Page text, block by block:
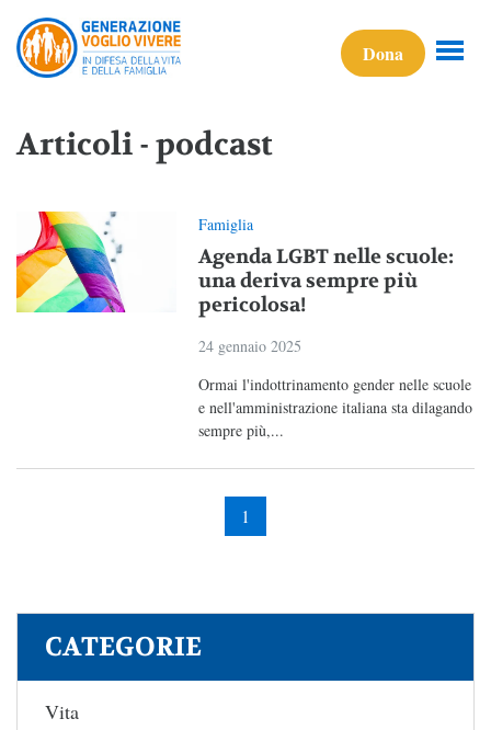
Dona
Articoli - podcast
Famiglia
Agenda LGBT nelle scuole:
una deriva sempre più
pericolosa!
24 gennaio 2025
Ormai l'indottrinamento gender nelle scuole
e nell'amministrazione italiana sta dilagando
sempre più,...
1
CATEGORIE
Vita